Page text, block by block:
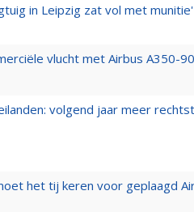
in Leipzig zat vol met munitie'
vlucht met Airbus A350-
volgend jaar meer
het tij keren voor geplaagd